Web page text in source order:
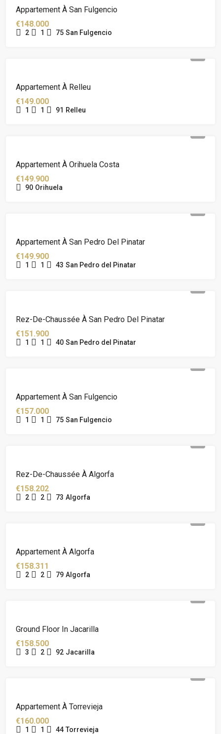
Appartement À San Fulgencio
€148.000
2 1 75 San Fulgencio
Appartement À Relleu
€149.000
1 1 91 Relleu
Appartement À Orihuela Costa
€149.900
90 Orihuela
Appartement À San Pedro Del Pinatar
€149.900
1 1 43 San Pedro del Pinatar
Rez-De-Chaussée À San Pedro Del Pinatar
€151.900
1 1 40 San Pedro del Pinatar
Appartement À San Fulgencio
€157.000
1 1 75 San Fulgencio
Rez-De-Chaussée À Algorfa
€158.202
2 2 73 Algorfa
Appartement À Algorfa
€158.311
2 2 79 Algorfa
Ground Floor In Jacarilla
€158.500
3 2 92 Jacarilla
Appartement À Torrevieja
€160.000
1 1 44 Torrevieja